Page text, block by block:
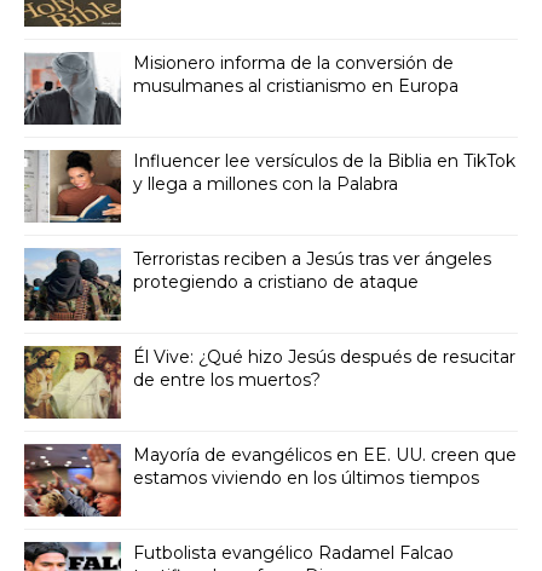
Misionero informa de la conversión de
musulmanes al cristianismo en Europa
Influencer lee versículos de la Biblia en TikTok
y llega a millones con la Palabra
Terroristas reciben a Jesús tras ver ángeles
protegiendo a cristiano de ataque
Él Vive: ¿Qué hizo Jesús después de resucitar
de entre los muertos?
Mayoría de evangélicos en EE. UU. creen que
estamos viviendo en los últimos tiempos
Futbolista evangélico Radamel Falcao